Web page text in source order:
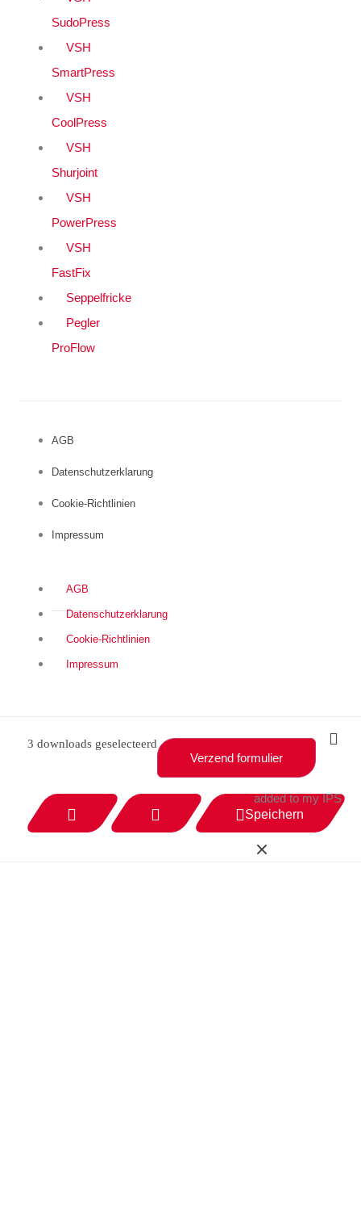
SudoPress
VSH
SmartPress
VSH
CoolPress
VSH
Shurjoint
VSH
PowerPress
VSH
FastFix
Seppelfricke
Pegler
ProFlow
AGB
Datenschutzerklarung
Cookie-Richtlinien
Impressum
AGB
Datenschutzerklarung
Cookie-Richtlinien
Impressum
3 downloads geselecteerd
Verzend formulier
added to my IPS
view
Speichern